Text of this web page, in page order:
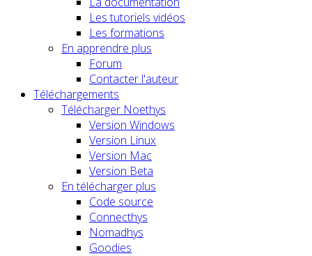
Les tutoriels vidéos
Les formations
En apprendre plus
Forum
Contacter l'auteur
Téléchargements
Télécharger Noethys
Version Windows
Version Linux
Version Mac
Version Beta
En télécharger plus
Code source
Connecthys
Nomadhys
Goodies